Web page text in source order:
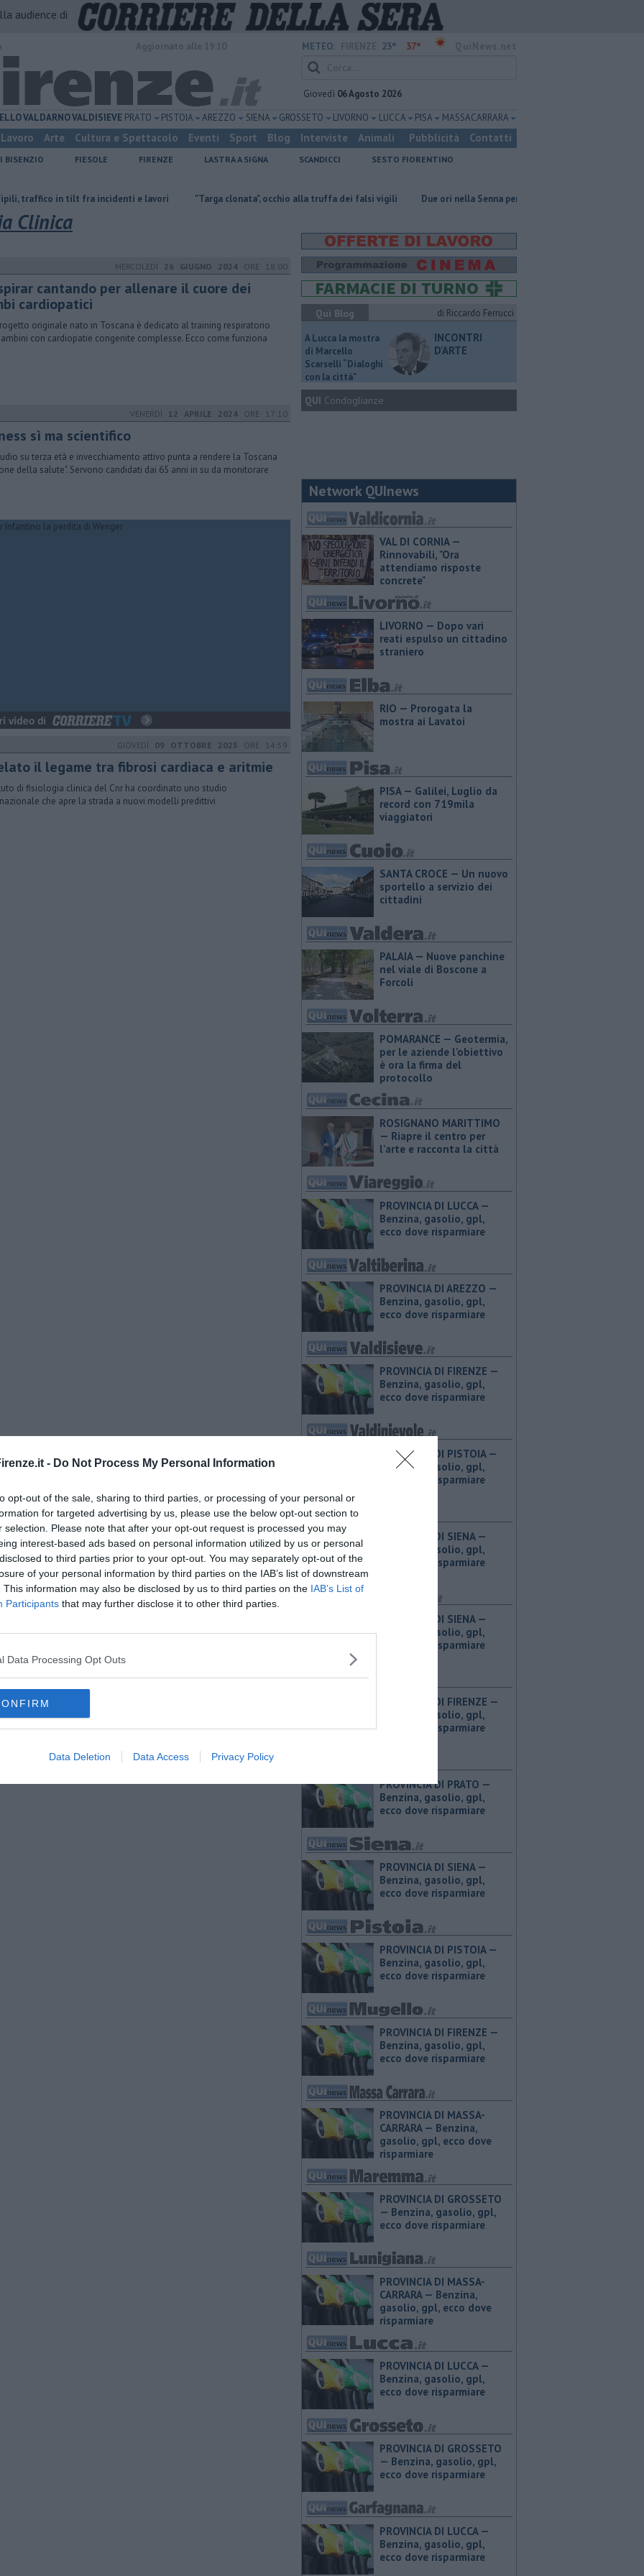
- Do Not Process My Personal Information
opt-out of the sale, sharing to third parties, or processing of your personal or
for targeted advertising by us, please use the below opt-out section to
selection. Please note that after your opt-out request is processed you may
interest-based ads based on personal information utilized by us or personal
to third parties prior to your opt-out. You may separately opt-out of the
of your personal information by third parties on the IAB’s list of downstream
This information may also be disclosed by us to third parties on the IAB’s List of
Participants that may further disclose it to other third parties.
Data Processing Opt Outs
Data Deletion Data Access Privacy Policy
audience di
METEO: 23° 37°
Giovedì 06 Agosto 2026
VALDARNOVALDISIEVE PRATO PISTOIA AREZZO SIENA GROSSETO LIVORNO LUCCA PISA MASSA CARRARA
Lavoro Arte Cultura e Spettacolo Eventi Sport Blog Interviste Animali Pubblicità Contatti
BISENZIO FIESOLE FIRENZE LASTRA A SIGNA SCANDICCI
SESTO FIORENTINO
in tilt fra incidenti e lavori "Targa clonata", occhio alla truffa dei falsi vigili Due ori nella Senna per Ginevra Taddeucci
Clinica
MERCOLEDÌ 26 GIUGNO 2024 ORE 18:00
cantando per allenare il cuore dei
cardiopatici
originale nato in Toscana è dedicato al training respiratorio
con cardiopatie congenite complesse. Ecco come funziona
VENERDÌ 12 APRILE 2024 ORE 17:10
sì ma scientifico
su terza età e invecchiamento attivo punta a rendere la Toscana
della salute". Servono candidati dai 65 anni in su da monitorare
GIOVEDÌ 09 OTTOBRE 2025 ORE 14:59
il legame tra fibrosi cardiaca e aritmie
di fisiologia clinica del Cnr ha coordinato uno studio
che apre la strada a nuovi modelli predittivi
Qui Blog di Riccardo Ferrucci
A Lucca la mostra
di Marcello
Scarselli “Dialoghi
con la città"
INCONTRI
D'ARTE
QUI Condoglianze
Network QUInews
VAL DI CORNIA —
Rinnovabili, "Ora
attendiamo risposte
concrete"
LIVORNO — Dopo vari
reati espulso un cittadino
straniero
RIO — Prorogata la
mostra ai Lavatoi
PISA — Galilei, Luglio da
record con 719mila
viaggiatori
SANTA CROCE — Un nuovo
sportello a servizio dei
cittadini
PALAIA — Nuove panchine
nel viale di Boscone a
Forcoli
POMARANCE — Geotermia,
per le aziende l'obiettivo
è ora la firma del
protocollo
ROSIGNANO MARITTIMO
— Riapre il centro per
l'arte e racconta la città
PROVINCIA DI LUCCA — ​
Benzina, gasolio, gpl,
ecco dove risparmiare
PROVINCIA DI AREZZO — ​
Benzina, gasolio, gpl,
ecco dove risparmiare
PROVINCIA DI FIRENZE — ​
Benzina, gasolio, gpl,
ecco dove risparmiare
PROVINCIA DI PISTOIA — ​
Benzina, gasolio, gpl,
ecco dove risparmiare
PROVINCIA DI SIENA — ​
Benzina, gasolio, gpl,
ecco dove risparmiare
PROVINCIA DI SIENA — ​
Benzina, gasolio, gpl,
ecco dove risparmiare
PROVINCIA DI FIRENZE — ​
Benzina, gasolio, gpl,
ecco dove risparmiare
PROVINCIA DI PRATO — ​
Benzina, gasolio, gpl,
ecco dove risparmiare
PROVINCIA DI SIENA — ​
Benzina, gasolio, gpl,
ecco dove risparmiare
PROVINCIA DI PISTOIA — ​
Benzina, gasolio, gpl,
ecco dove risparmiare
PROVINCIA DI FIRENZE — ​
Benzina, gasolio, gpl,
ecco dove risparmiare
PROVINCIA DI MASSA-
CARRARA — ​Benzina,
gasolio, gpl, ecco dove
risparmiare
PROVINCIA DI GROSSETO
— ​Benzina, gasolio, gpl,
ecco dove risparmiare
PROVINCIA DI MASSA-
CARRARA — ​Benzina,
gasolio, gpl, ecco dove
risparmiare
PROVINCIA DI LUCCA — ​
Benzina, gasolio, gpl,
ecco dove risparmiare
PROVINCIA DI GROSSETO
— ​Benzina, gasolio, gpl,
ecco dove risparmiare
PROVINCIA DI LUCCA — ​
Benzina, gasolio, gpl,
ecco dove risparmiare